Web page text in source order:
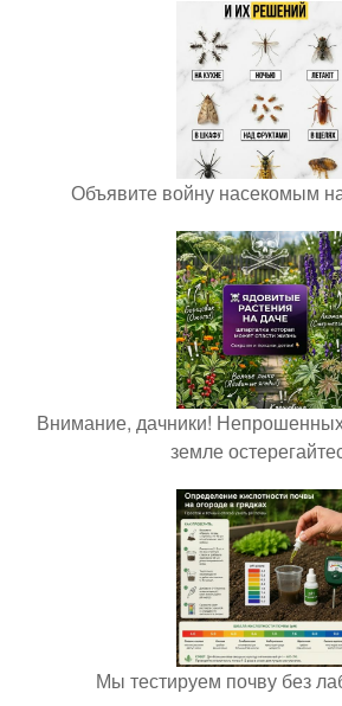
Объявите войну насекомым
Внимание, дачники!
земле
Мы тестируем почву без